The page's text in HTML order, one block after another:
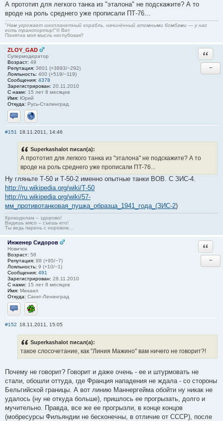
А прототип для легкого танка из "эталона" не подскажите? А то
вроде на роль среднего уже прописали ПТ-76...
"Нам угрожает инопланетный корабль, начинённый атомными бомбами — у нас
есть транспортир!"© Вит
Понятна моя мысль неглубокая?
ZLOY_GAD
Супермодератор
Возраст: 49
Репутация: 3601 (+3893/−292)
Лояльность: 400 (+519/−119)
Сообщения: 4378
Зарегистрирован: 20.11.2010
С нами: 15 лет 8 месяцев
Имя: Юрий
Откуда: Русь-Сталинград.
Отправить личное сообщение
Сайт
−
#151 18.11.2011, 14:46
Superkashalot писал(а):
А прототип для легкого танка из "эталона" не подскажите? А то
вроде на роль среднего уже прописали ПТ-76...
Ну гляньте Т-50 и Т-50-2 именно опытные танки ВОВ. С ЗИС-4.
http://ru.wikipedia.org/wiki/Т-50
http://ru.wikipedia.org/wiki/57-
мм_противотанковая_пушка_образца_1941_года_(ЗИС-2)
Крокодилам – здорово!
Видишь мясо – съешь его!
Ты ведь парень с норовом…
Инженер Сидоров
Новичок
Возраст: 58
Репутация: 88 (+95/−7)
Лояльность: 9 (+10/−1)
Сообщения: 491
Зарегистрирован: 28.11.2010
С нами: 15 лет 8 месяцев
Имя: Михаил
Откуда: Санкт-Ленинград
Отправить личное сообщение
ICQ
−
#152 18.11.2011, 15:05
Superkashalot писал(а):
такое слосочетание, как "Линия Мажино" вам ничего не говорит?!
Почему не говорит? Говорит и даже очень - ее и штурмовать не
стали, обошли оттуда, где Франция нападения не ждала - со стороны
Бельгийской границы. А вот линию Маннергейма обойти ну никак не
удалось (ну не откуда больше), пришлось ее прогрызать, долго и
мучительно. Правда, все же ее прогрызли, в конце концов
(мобресурсы Фильяндии не бесконечны, в отличие от СССР), после